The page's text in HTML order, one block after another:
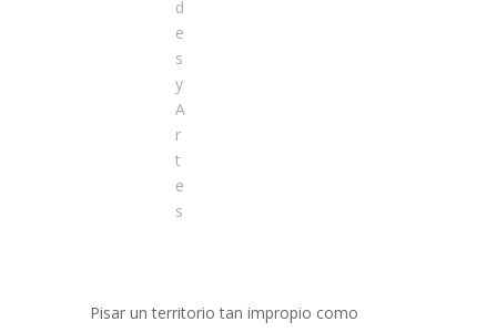
d
e
s
y
A
r
t
e
s
Pisar un territorio tan impropio como